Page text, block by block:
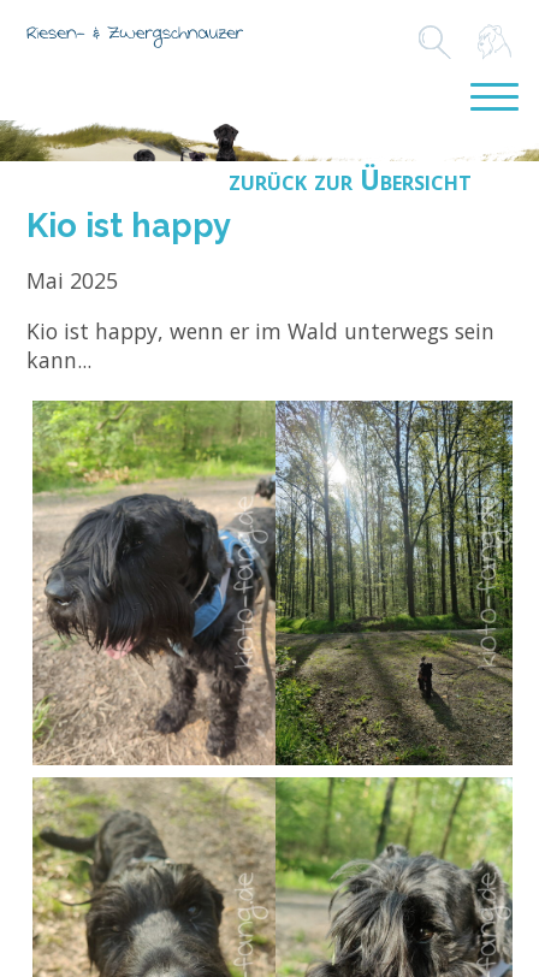
zurück zur Übersicht
Kio ist happy
Mai 2025
Kio ist happy, wenn er im Wald unterwegs sein
kann...